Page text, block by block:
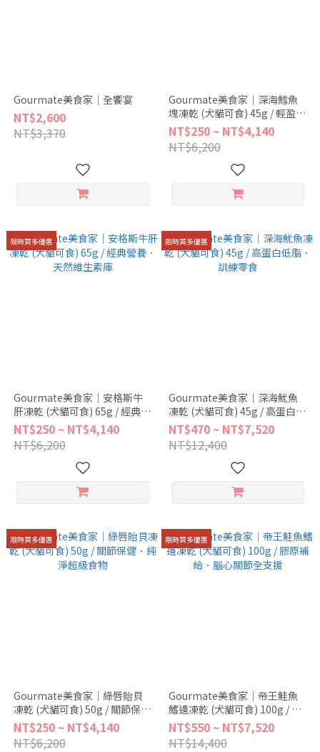
Gourmate美食家｜全饗宴
NT$2,600
NT$3,370
Gourmate美食家｜深海鱈魚
塊凍乾 (犬貓可食) 45g / 輕盈高
蛋白．Omega-3補給站
NT$250 ~ NT$4,140
NT$6,200
限時買多優惠
Gourmate美食家｜安格斯牛
肝凍乾 (犬貓可食) 65g / 經典營
養．天然維生素庫
NT$250 ~ NT$4,140
NT$6,200
限時買多優惠
Gourmate美食家｜深海魷魚
凍乾 (犬貓可食) 45g / 高蛋白低
脂．訓練零食
NT$470 ~ NT$7,520
NT$12,400
限時買多優惠
Gourmate美食家｜綠唇貽貝
凍乾 (犬貓可食) 50g / 關節保
健．純淨超級食物
NT$250 ~ NT$4,140
NT$6,200
限時買多優惠
Gourmate美食家｜帝王鮭魚
鰭邊凍乾 (犬貓可食) 100g / 膠
原補給．腦心關節全支援
NT$550 ~ NT$7,520
NT$14,400